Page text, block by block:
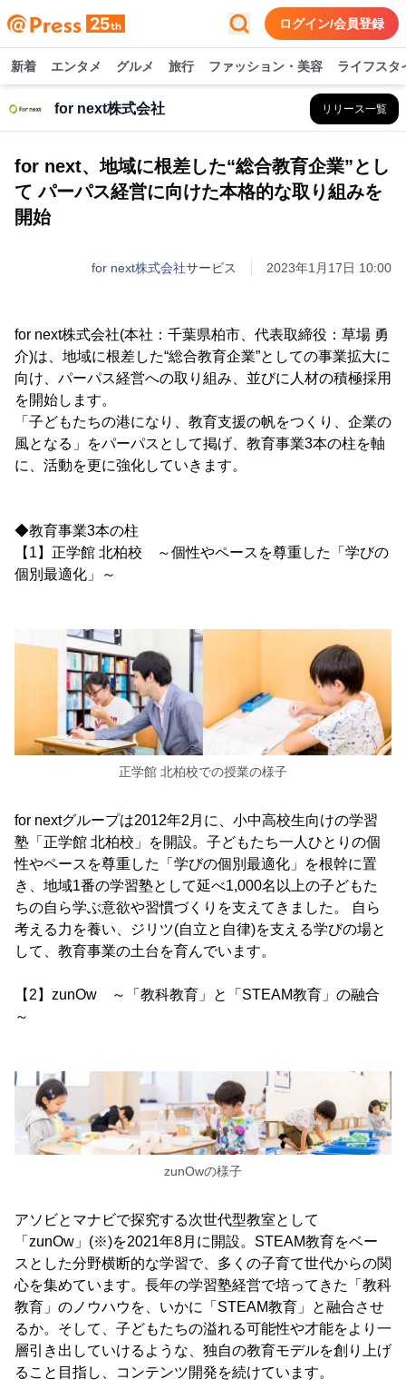
ログイン/会員登録
新着 エンタメ グルメ 旅行 ファッション・美容 ライフスタ
for next株式会社 リリース一覧
for next、地域に根差した“総合教育企業”とし
て パーパス経営に向けた本格的な取り組みを
開始
for next株式会社サービス 2023年1月17日 10:00
for next株式会社(本社：千葉県柏市、代表取締役：草場 勇
介)は、地域に根差した“総合教育企業”としての事業拡大に
向け、パーパス経営への取り組み、並びに人材の積極採用
を開始します。
「子どもたちの港になり、教育支援の帆をつくり、企業の
風となる」をパーパスとして掲げ、教育事業3本の柱を軸
に、活動を更に強化していきます。
◆教育事業3本の柱
【1】正学館 北柏校 ～個性やペースを尊重した「学びの
個別最適化」～
正学館 北柏校での授業の様子
for nextグループは2012年2月に、小中高校生向けの学習
塾「正学館 北柏校」を開設。子どもたち一人ひとりの個
性やペースを尊重した「学びの個別最適化」を根幹に置
き、地域1番の学習塾として延べ1,000名以上の子どもた
ちの自ら学ぶ意欲や習慣づくりを支えてきました。 自ら
考える力を養い、ジリツ(自立と自律)を支える学びの場と
して、教育事業の土台を育んでいます。
【2】zunOw ～「教科教育」と「STEAM教育」の融合
～
zunOwの様子
アソビとマナビで探究する次世代型教室として
「zunOw」(※)を2021年8月に開設。STEAM教育をベー
スとした分野横断的な学習で、多くの子育て世代からの関
心を集めています。長年の学習塾経営で培ってきた「教科
教育」のノウハウを、いかに「STEAM教育」と融合させ
るか。そして、子どもたちの溢れる可能性や才能をより一
層引き出していけるような、独自の教育モデルを創り上げ
ること目指し、コンテンツ開発を続けています。